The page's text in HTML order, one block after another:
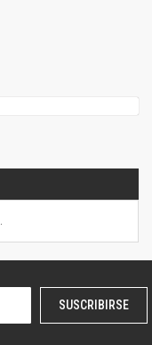
SUSCRIBIRSE